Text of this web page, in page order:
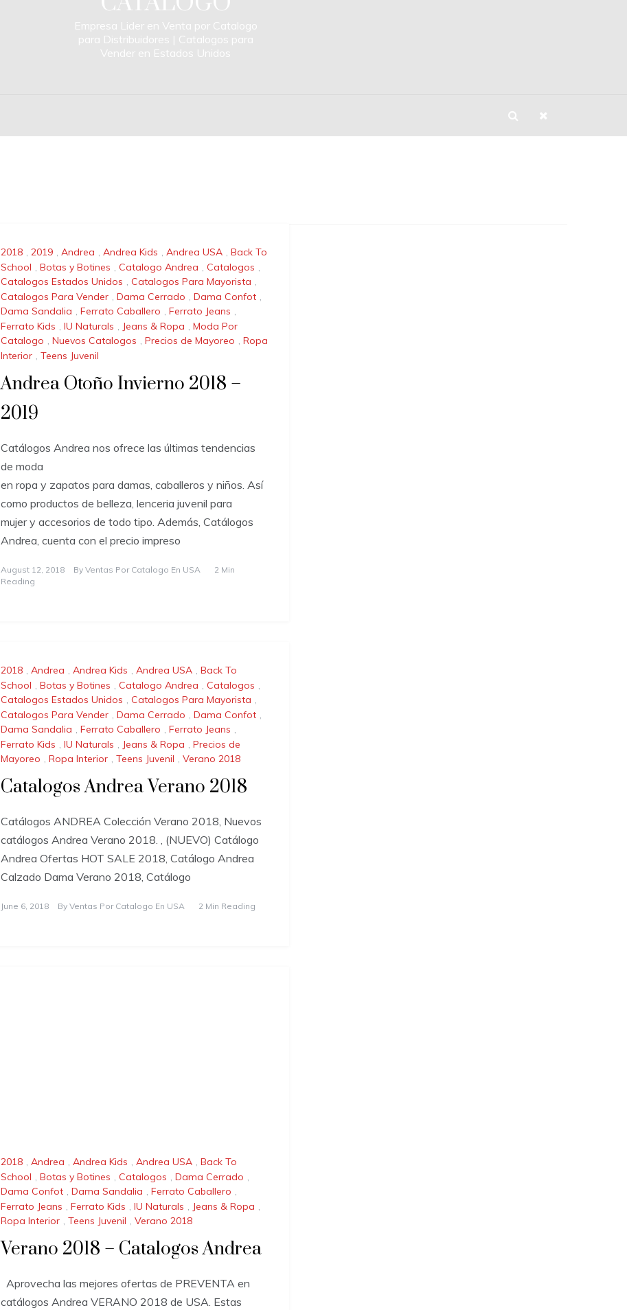
Empresa Lider en Venta por Catalogo
para Distribuidores | Catalogos para
Vender en Estados Unidos
2018 , 2019 , Andrea , Andrea Kids , Andrea USA , Back To
School , Botas y Botines , Catalogo Andrea , Catalogos ,
Catalogos Estados Unidos , Catalogos Para Mayorista ,
Catalogos Para Vender , Dama Cerrado , Dama Confot ,
Dama Sandalia , Ferrato Caballero , Ferrato Jeans ,
Ferrato Kids , IU Naturals , Jeans & Ropa , Moda Por
Catalogo , Nuevos Catalogos , Precios de Mayoreo , Ropa
Interior , Teens Juvenil
Andrea Otoño Invierno 2018 –
2019
Catálogos Andrea nos ofrece las últimas tendencias
de moda
en ropa y zapatos para damas, caballeros y niños. Así
como productos de belleza, lenceria juvenil para
mujer y accesorios de todo tipo. Además, Catálogos
Andrea, cuenta con el precio impreso
August 12, 2018 By Ventas Por Catalogo En USA
2 Min
Reading
2018 , Andrea , Andrea Kids , Andrea USA , Back To
School , Botas y Botines , Catalogo Andrea , Catalogos ,
Catalogos Estados Unidos , Catalogos Para Mayorista ,
Catalogos Para Vender , Dama Cerrado , Dama Confot ,
Dama Sandalia , Ferrato Caballero , Ferrato Jeans ,
Ferrato Kids , IU Naturals , Jeans & Ropa , Precios de
Mayoreo , Ropa Interior , Teens Juvenil , Verano 2018
Catalogos Andrea Verano 2018
Catálogos ANDREA Colección Verano 2018, Nuevos
catálogos Andrea Verano 2018. , (NUEVO) Catálogo
Andrea Ofertas HOT SALE 2018, Catálogo Andrea
Calzado Dama Verano 2018, Catálogo
June 6, 2018 By Ventas Por Catalogo En USA 2 Min Reading
2018 , Andrea , Andrea Kids , Andrea USA , Back To
School , Botas y Botines , Catalogos , Dama Cerrado ,
Dama Confot , Dama Sandalia , Ferrato Caballero ,
Ferrato Jeans , Ferrato Kids , IU Naturals , Jeans & Ropa ,
Ropa Interior , Teens Juvenil , Verano 2018
Verano 2018 – Catalogos Andrea
Aprovecha las mejores ofertas de PREVENTA en
catálogos Andrea VERANO 2018 de USA. Estas